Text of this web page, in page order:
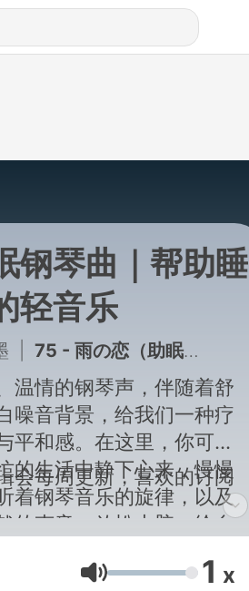
钢琴曲｜帮助睡
轻音乐
75 - 雨の恋（助眠钢琴曲）
温情的钢琴声，伴随着舒
噪音背景，给我们一种疗
平和感。在这里，你可以
的生活中静下心来，慢慢
着钢琴音乐的旋律，以及
的声音，放松大脑，给自
的各种疲惫和烦恼，解压
会每周更新，喜欢的订阅
음량 1 x